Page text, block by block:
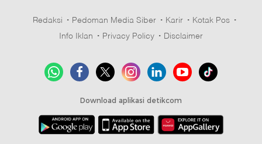
Redaksi Pedoman Media Siber Karir
Kotak Pos
Info Iklan
Privacy Policy Disclaimer
Download aplikasi detikcom